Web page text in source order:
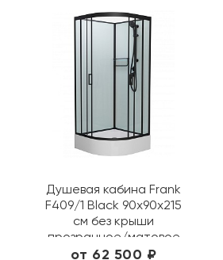
Душевая кабина Frank
F409/1 Black 90х90х215
см без крыши
прозрачное/матовое
140009/ 20063
от 62 500 ₽